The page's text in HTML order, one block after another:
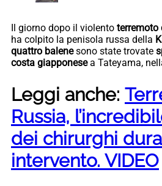
Il giorno dopo il violento terremoto
ha colpito la penisola russa della
quattro balenesono state trovate
costa giapponesea Tateyama,
Leggi anche:
Russia,
dei chirurghi
intervento. VIDEO